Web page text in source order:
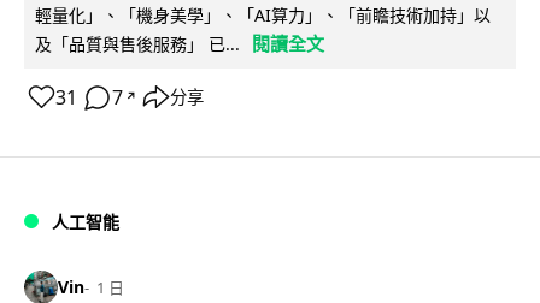
輕量化」、「機身美學」、「AI算力」、「前瞻技術加持」以
及「品質與售後服務」 已...
閱讀全文
31 7 ↗ 分享
人工智能
Vin 1 日